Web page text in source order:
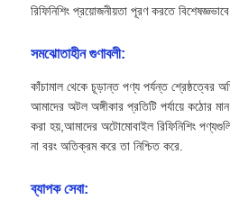
রিফিনিশিং প্রয়োজনীয়তা পূরণ করতে
সমঝোতাহীন গুণাবলী:
কাঁচামাল থেকে চূড়ান্ত পণ্য পর্যন্ত শ্রেষ্ঠত্বের
আমাদের অটল অঙ্গীকার প্রতিটি পর্যায়ে কঠোর মান
করা হয়,আমাদের অটোমোবাইল রিফিনিশিং
না বরং অতিক্রম করে তা নিশ্চিত করে.
ব্যাপক সেবা: